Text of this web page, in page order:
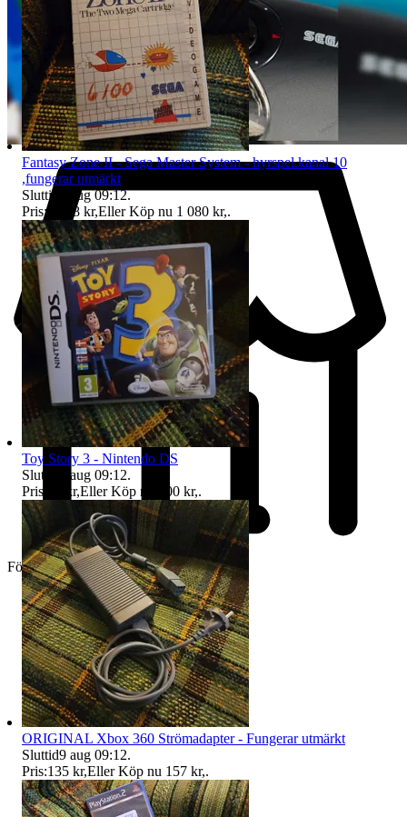
Företag
Fantasy Zone II - Sega Master System - hyrspel.kanal 10
,fungerar utmärkt
Sluttid
9 aug 09:12.
Pris: 1 078 kr,Eller Köp nu 1 080 kr,.
Toy Story 3 - Nintendo DS
Sluttid
9 aug 09:12.
Pris:
98 kr,Eller Köp nu 100 kr,.
ORIGINAL Xbox 360 Strömadapter - Fungerar utmärkt
Sluttid9 aug 09:12.
Pris:135 kr,Eller Köp nu 157 kr,.